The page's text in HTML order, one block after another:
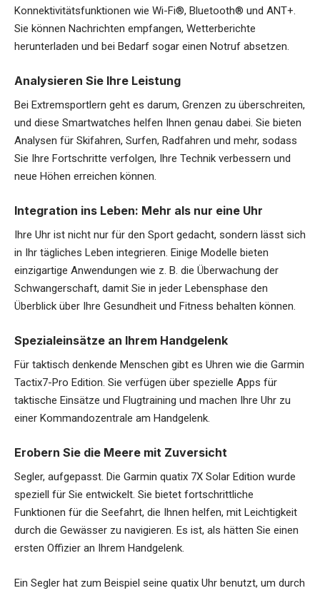
Konnektivitätsfunktionen wie Wi-Fi®, Bluetooth® und ANT+.
Sie können Nachrichten empfangen, Wetterberichte
herunterladen und bei Bedarf sogar einen Notruf absetzen.
Analysieren Sie Ihre Leistung
Bei Extremsportlern geht es darum, Grenzen zu überschreiten,
und diese Smartwatches helfen Ihnen genau dabei. Sie bieten
Analysen für Skifahren, Surfen, Radfahren und mehr, sodass
Sie Ihre Fortschritte verfolgen, Ihre Technik verbessern und
neue Höhen erreichen können.
Integration ins Leben: Mehr als nur eine Uhr
Ihre Uhr ist nicht nur für den Sport gedacht, sondern lässt sich
in Ihr tägliches Leben integrieren. Einige Modelle bieten
einzigartige Anwendungen wie z. B. die Überwachung der
Schwangerschaft, damit Sie in jeder Lebensphase den
Überblick über Ihre Gesundheit und Fitness behalten können.
Spezialeinsätze an Ihrem Handgelenk
Für taktisch denkende Menschen gibt es Uhren wie die Garmin
Tactix7-Pro Edition. Sie verfügen über spezielle Apps für
taktische Einsätze und Flugtraining und machen Ihre Uhr zu
einer Kommandozentrale am Handgelenk.
Erobern Sie die Meere mit Zuversicht
Segler, aufgepasst. Die Garmin quatix 7X Solar Edition wurde
speziell für Sie entwickelt. Sie bietet fortschrittliche
Funktionen für die Seefahrt, die Ihnen helfen, mit Leichtigkeit
durch die Gewässer zu navigieren. Es ist, als hätten Sie einen
ersten Offizier an Ihrem Handgelenk.
Ein Segler hat zum Beispiel seine quatix Uhr benutzt, um durch